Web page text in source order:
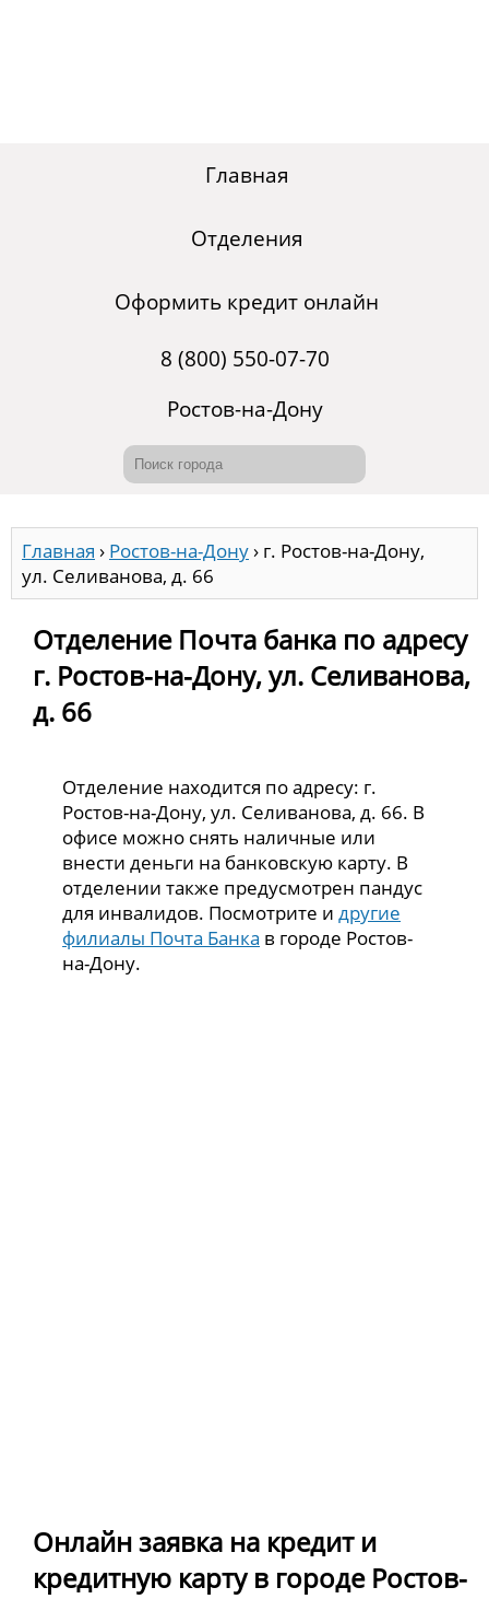
Главная
Отделения
Оформить кредит онлайн
8 (800) 550-07-70
Ростов-на-Дону
Главная › Ростов-на-Дону› г. Ростов-на-Дону,
ул. Селиванова, д. 66
Отделение Почта банка по адресу
г. Ростов-на-Дону, ул. Селиванова,
д. 66
Отделение находится по адресу: г.
Ростов-на-Дону, ул. Селиванова, д. 66. В
офисе можно снять наличные или
внести деньги на банковскую карту. В
отделении также предусмотрен пандус
для инвалидов. Посмотрите идругие
филиалы Почта Банка в городе Ростов-
на-Дону.
Онлайн заявка на кредит и
кредитную карту в городе Ростов-